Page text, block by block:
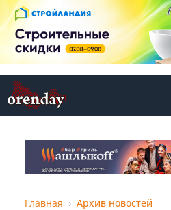
Главная Архив новостей